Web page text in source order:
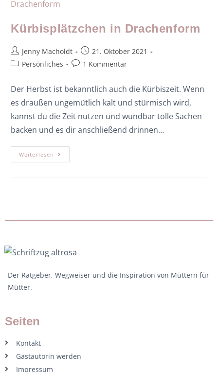
Kürbisplätzchen in Drachenform
Jenny Macholdt
21. Oktober 2021
Persönliches
1 Kommentar
Der Herbst ist bekanntlich auch die Kürbiszeit. Wenn
es draußen ungemütlich kalt und stürmisch wird,
kannst du die Zeit nutzen und wundbar tolle Sachen
backen und es dir anschließend drinnen…
Weiterlesen
Der Ratgeber, Wegweiser und die Inspiration von Müttern für
Mütter.
Seiten
Kontakt
Gastautorin werden
Impressum